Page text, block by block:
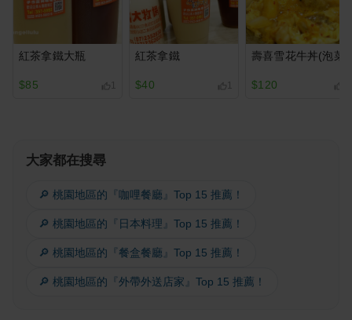
紅茶拿鐵大瓶
$85
紅茶拿鐵
$40
壽喜雪花牛丼(泡菜)
$120
大家都在搜尋
🔎 桃園地區的『咖哩餐廳』Top 15 推薦！
🔎 桃園地區的『日本料理』Top 15 推薦！
🔎 桃園地區的『餐盒餐廳』Top 15 推薦！
🔎 桃園地區的『外帶外送店家』Top 15 推薦！